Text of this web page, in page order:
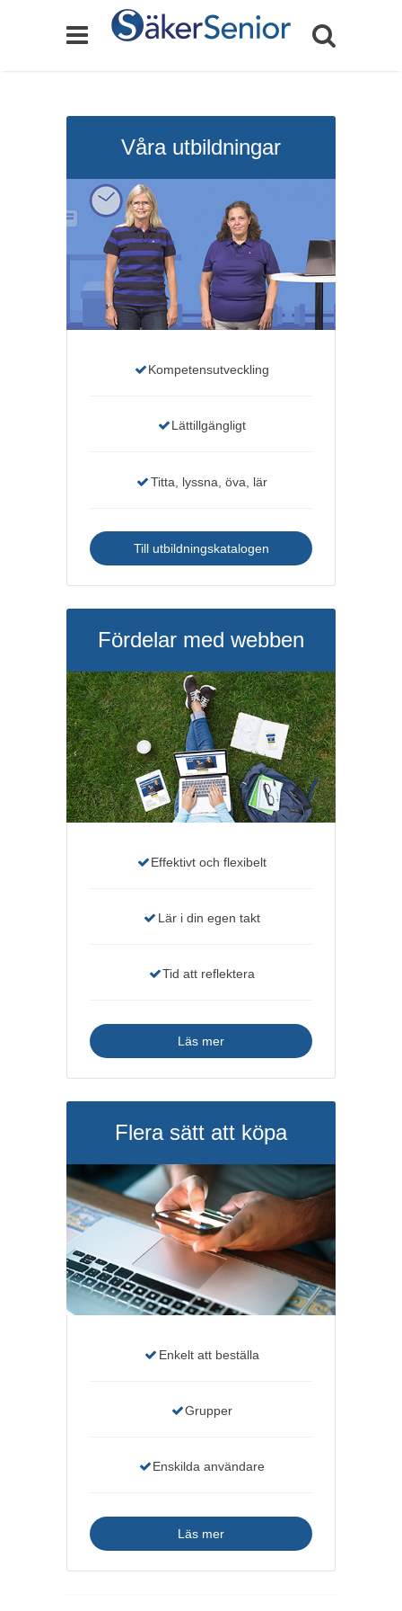
Våra utbildningar
Kompetensutveckling
Lättillgängligt
Titta, lyssna, öva, lär
Till utbildningskatalogen
Fördelar med webben
Effektivt och flexibelt
Lär i din egen takt
Tid att reflektera
Läs mer
Flera sätt att köpa
Enkelt att beställa
Grupper
Enskilda användare
Läs mer